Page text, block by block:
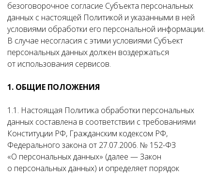
безоговорочное согласие Субъекта персональных
данных с настоящей Политикой и указанными в ней
условиями обработки его персональной информации.
В случае несогласия с этими условиями Субъект
персональных данных должен воздержаться
от использования сервисов.
1. ОБЩИЕ ПОЛОЖЕНИЯ
1.1. Настоящая Политика обработки персональных
данных составлена в соответствии с требованиями
Конституции РФ, Гражданским кодексом РФ,
Федерального закона от 27.07.2006. № 152-ФЗ
«О персональных данных» (далее — Закон
о персональных данных) и определяет порядок